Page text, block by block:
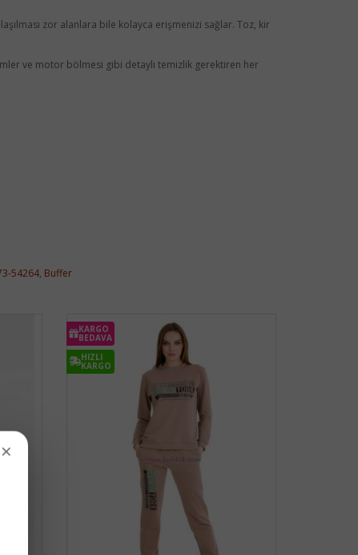
zor alanlara bile kolayca erişmenizi sağlar. Toz, kir
ve motor bölmesi gibi detaylı temizlik gerektiren her
54264, Buffer
KARGO
BEDAVA
HIZLI
KARGO
×